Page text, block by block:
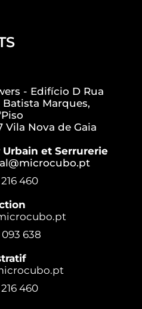
- Edifício D Rua
Batista Marques,
Vila Nova de Gaia
et Serrurerie
460
093 638
460